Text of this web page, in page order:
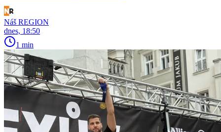
Náš REGION
dnes, 18:50
1 min